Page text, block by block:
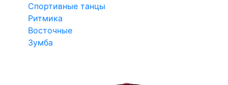
Спортивные танцы
Ритмика
Восточные
Зумба